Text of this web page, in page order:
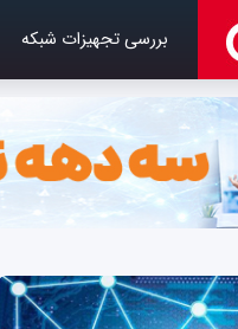
بررسی تجهیزات شبکه